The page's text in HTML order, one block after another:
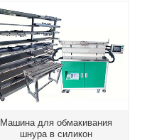
Машина для обмакивания
шнура в силикон